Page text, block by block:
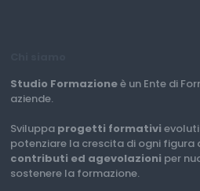
Studio Formazioneè un Ente di
aziende.
Sviluppa progetti formativi
potenziare la crescita di ogni
contributi ed agevolazioni per
sostenere la formazione.